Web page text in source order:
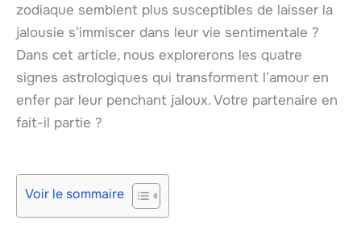
zodiaque semblent plus susceptibles de laisser la
jalousie s’immiscer dans leur vie sentimentale ?
Dans cet article, nous explorerons les quatre
signes astrologiques qui transforment l’amour en
enfer par leur penchant jaloux. Votre partenaire en
fait-il partie ?
Voir le sommaire